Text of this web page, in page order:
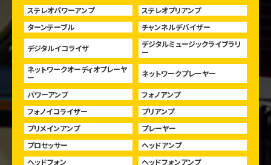
ステレオパワーアンプ
ステレオプリアンプ
ターンテーブル
チャンネルデバイザー
デジタルイコライザ
デジタルミュージックライブラリ
ー
ネットワークオーディオプレーヤ
ー
ネットワークプレーヤー
パワーアンプ
フォノアンプ
フォノイコライザー
プリアンプ
プリメインアンプ
プレーヤー
プロセッサー
ヘッドアンプ
ヘッドフォン
ヘッドフォンアンプ